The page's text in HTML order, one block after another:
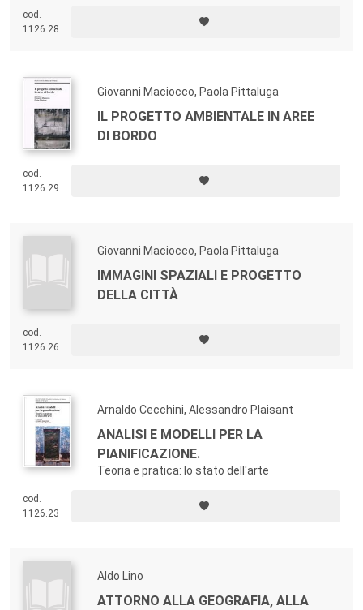
cod.
1126.28
Giovanni Maciocco, Paola Pittaluga
IL PROGETTO AMBIENTALE IN AREE
DI BORDO
cod.
1126.29
Giovanni Maciocco, Paola Pittaluga
IMMAGINI SPAZIALI E PROGETTO
DELLA CITTÀ
cod.
1126.26
Arnaldo Cecchini, Alessandro Plaisant
ANALISI E MODELLI PER LA
PIANIFICAZIONE.
Teoria e pratica: lo stato dell'arte
cod.
1126.23
Aldo Lino
ATTORNO ALLA GEOGRAFIA, ALLA